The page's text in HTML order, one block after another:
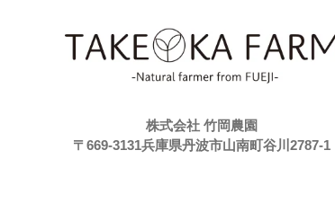
株式会社 竹岡農園
〒669-3131兵庫県丹波市山南町谷川2787-1